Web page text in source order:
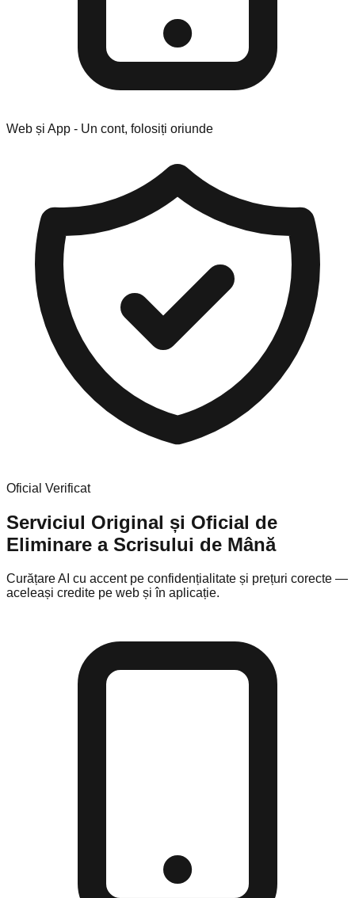
Web și App - Un cont, folosiți oriunde
Oficial Verificat
Serviciul Original și Oficial de
Eliminare a Scrisului de Mână
Curățare AI cu accent pe confidențialitate și prețuri corecte —
aceleași credite pe web și în aplicație.